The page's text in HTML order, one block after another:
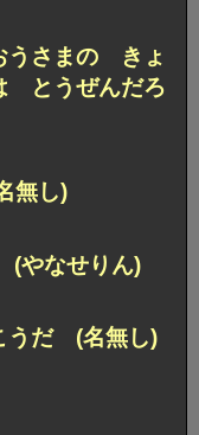
さまの きょ
とうぜんだろ
無し)
(やなせりん)
うだ (名無し)